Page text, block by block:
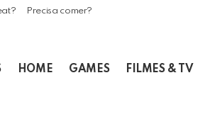
Precisa comer?
HOME GAMES FILMES & TV